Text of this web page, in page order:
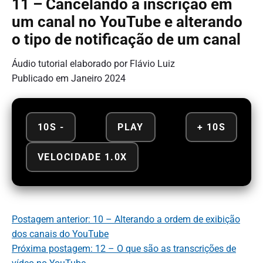
11 – Cancelando a inscrição em
um canal no YouTube e alterando
o tipo de notificação de um canal
Áudio tutorial elaborado por Flávio Luiz
Publicado em Janeiro 2024
10S - PLAY + 10S
VELOCIDADE 1.0X
Postagem anterior: 10 – Alterando a ordem de exibição
dos canais do YouTube
Próxima postagem: 12 – O que são as transcrições de